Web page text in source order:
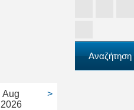
Αναζήτηση
Aug
2026
>